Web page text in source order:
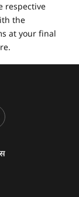
respective
the
at your final